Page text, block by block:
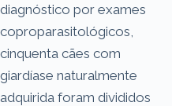
diagnóstico por exames
coproparasitológicos,
cinquenta cães com
giardíase naturalmente
adquirida foram divididos